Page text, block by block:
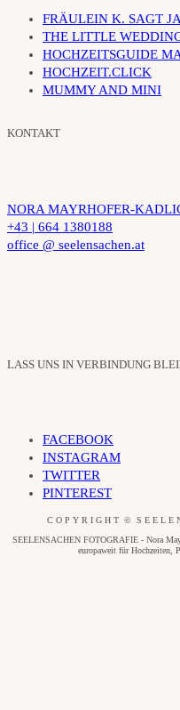
FRÄULEIN K. SAGT JA
THE LITTLE
HOCHZEITSGUIDE
HOCHZEIT.CLICK
MUMMY AND MINI
KONTAKT
NORA MAYRHOFER-
+43 | 664 1380188
office @ seelensachen.at
LASS UNS IN VERBINDUNG
FACEBOOK
INSTAGRAM
TWITTER
PINTEREST
C O P Y R I G H T © S E E L E
SEELENSACHEN FOTOGRAFIE - Nora
europaweit für Hochzeiten,